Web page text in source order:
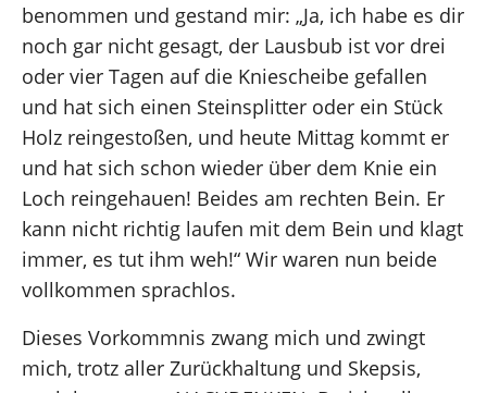
benommen und gestand mir: „Ja, ich habe es dir
noch gar nicht gesagt, der Lausbub ist vor drei
oder vier Tagen auf die Kniescheibe gefallen
und hat sich einen Steinsplitter oder ein Stück
Holz reingestoßen, und heute Mittag kommt er
und hat sich schon wieder über dem Knie ein
Loch reingehauen! Beides am rechten Bein. Er
kann nicht richtig laufen mit dem Bein und klagt
immer, es tut ihm weh!“ Wir waren nun beide
vollkommen sprachlos.
Dieses Vorkommnis zwang mich und zwingt
mich, trotz aller Zurückhaltung und Skepsis,